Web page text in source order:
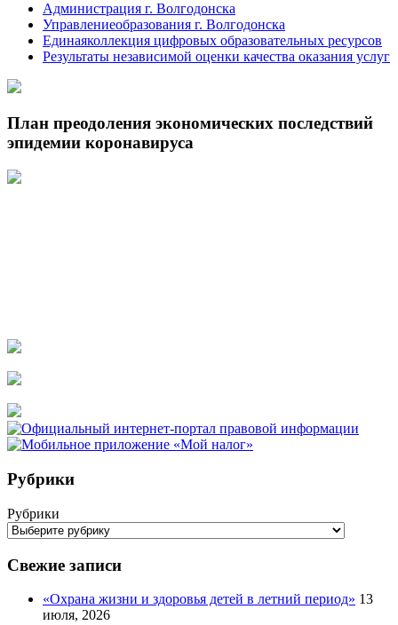
Администрация г. Волгодонска
Управлениеобразования г. Волгодонска
Единаяколлекция цифровых образовательных ресурсов
Результаты независимой оценки качества оказания услуг
План преодоления экономических последствий
эпидемии коронавируса
Рубрики
Рубрики
Свежие записи
«Охрана жизни и здоровья детей в летний период» 13
июля, 2026